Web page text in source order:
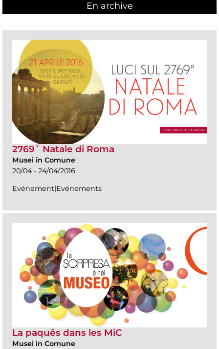
En archive
2769˚ Natale di Roma
Musei in Comune
20/04 - 24/04/2016
Evénement|Evénements
La paquês dans les MiC
Musei in Comune